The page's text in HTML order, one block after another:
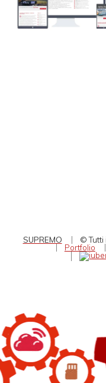
SUPREMO © Tutti
Portfolio